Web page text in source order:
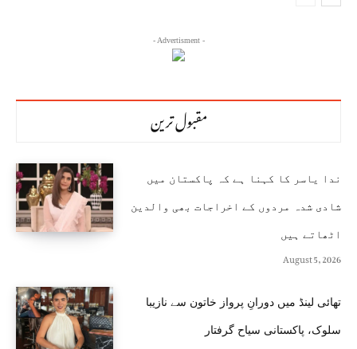
- Advertisment -
مقبول ترین
ندا یاسر کا کہنا ہے کہ پاکستان میں
شادی شدہ مردوں کے اخراجات بھی والدین
اٹھاتے ہیں
August 5, 2026
تھائی لینڈ میں دورانِ پرواز خاتون سے نازیبا
سلوک، پاکستانی سیاح گرفتار